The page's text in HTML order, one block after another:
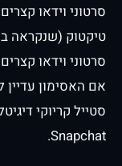
סרטוני וידאו
סרטוני וידאו
אם האסימון
Snapchat.